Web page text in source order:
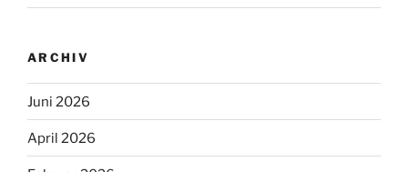
ARCHIV
Juni 2026
April 2026